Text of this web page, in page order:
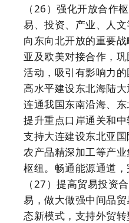
（26）强化开放合作
易、投资、产业、人
向东向北开放的重要
亚及欧美对接合作，
活动，吸引有影响力的
高水平建设东北海陆
连通我国东南沿海、
提升重点口岸通关和
支持大连建设东北亚
农产品精深加工等产
枢纽。畅通能源通道
（27）提高贸易投资
易，做大做强中间品
态新模式，支持外贸